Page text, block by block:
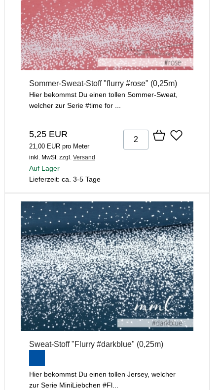
Sommer-Sweat-Stoff "flurry #rose" (0,25m)
Hier bekommst Du einen tollen Sommer-Sweat,
welcher zur Serie #time for ...
5,25 EUR
21,00 EUR pro Meter
inkl. MwSt. zzgl. Versand
Auf Lager
Lieferzeit: ca. 3-5 Tage
Sweat-Stoff "Flurry #darkblue" (0,25m)
Hier bekommst Du einen tollen Jersey, welcher
zur Serie MiniLiebchen #Fl...